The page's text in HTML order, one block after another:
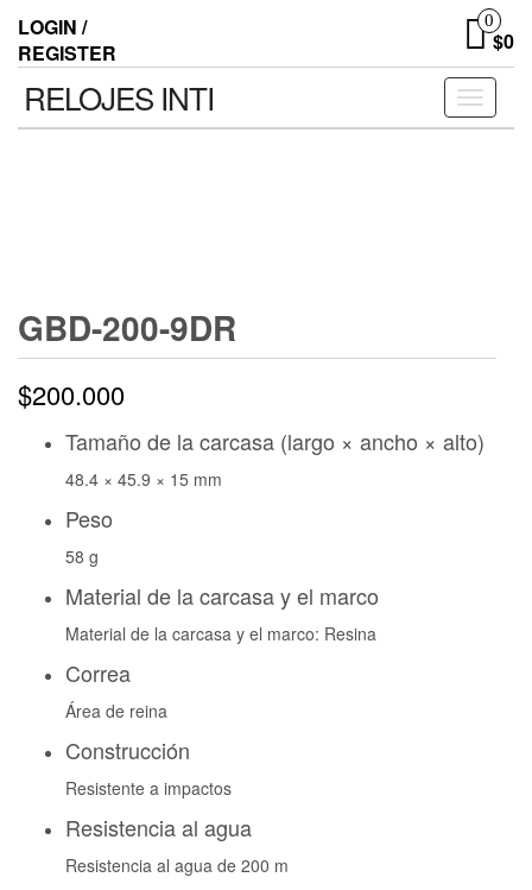
LOGIN /
REGISTER
0
$0
Toggle
RELOJES INTI
GBD-200-9DR
$200.000
Tamaño de la carcasa (largo × ancho × alto)
48.4 × 45.9 × 15 mm
Peso
58 g
Material de la carcasa y el marco
Material de la carcasa y el marco: Resina
Correa
Área de reina
Construcción
Resistente a impactos
Resistencia al agua
Resistencia al agua de 200 m